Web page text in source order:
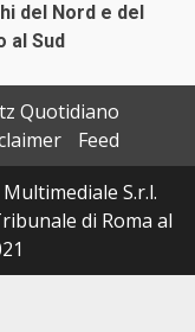
del Nord e del
al Sud
Quotidiano
Feed
S.r.l.
di Roma al